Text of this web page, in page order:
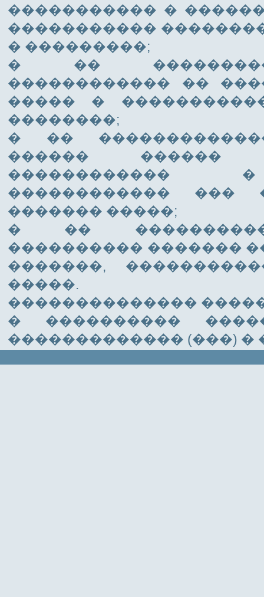
����������� �
�����������
� ���������;
� ��
������������ ��
����� �
��������;
� ��
������ ������
������������
������������ ���
������� �����;
� ��
���������� �������
�������,
�����.
��������������
� ����������
������������� (���) �